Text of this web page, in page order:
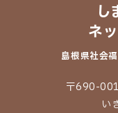
し
ネ
島根県社会
〒690-
い